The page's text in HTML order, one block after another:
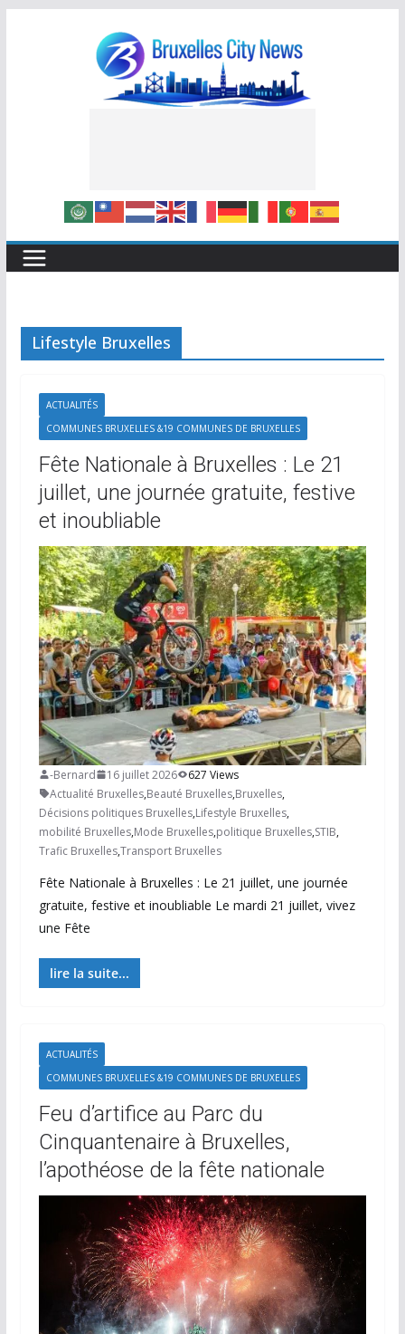
Lifestyle Bruxelles
ACTUALITÉS
COMMUNES BRUXELLES &19 COMMUNES DE BRUXELLES
Fête Nationale à Bruxelles : Le 21
juillet, une journée gratuite, festive
et inoubliable
-Bernard 16 juillet 2026
627 Views
Actualité Bruxelles,Beauté Bruxelles,Bruxelles,
Décisions politiques Bruxelles,Lifestyle Bruxelles,
mobilité Bruxelles,Mode Bruxelles,politique Bruxelles,STIB,
Trafic Bruxelles,Transport Bruxelles
Fête Nationale à Bruxelles : Le 21 juillet, une journée
gratuite, festive et inoubliable Le mardi 21 juillet, vivez
une Fête
lire la suite...
ACTUALITÉS
COMMUNES BRUXELLES &19 COMMUNES DE BRUXELLES
Feu d’artifice au Parc du
Cinquantenaire à Bruxelles,
l’apothéose de la fête nationale